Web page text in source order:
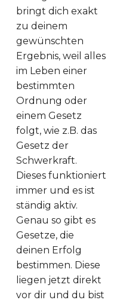
bringt dich exakt
zu deinem
gewünschten
Ergebnis, weil alles
im Leben einer
bestimmten
Ordnung oder
einem Gesetz
folgt, wie z.B. das
Gesetz der
Schwerkraft.
Dieses funktioniert
immer und es ist
ständig aktiv.
Genau so gibt es
Gesetze, die
deinen Erfolg
bestimmen. Diese
liegen jetzt direkt
vor dir und du bist